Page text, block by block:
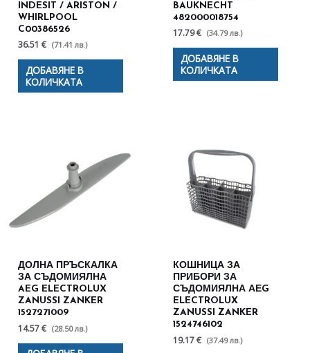
INDESIT / ARISTON /
WHIRLPOOL
C00386526
36.51 € (71.41 лв.)
ДОБАВЯНЕ В
КОЛИЧКАТА
BAUKNECHT
482000018754
17.79 € (34.79 лв.)
ДОБАВЯНЕ В
КОЛИЧКАТА
ДОЛНА ПРЪСКАЛКА
ЗА СЪДОМИЯЛНА
AEG ELECTROLUX
ZANUSSI ZANKER
1527271009
14.57 € (28.50 лв.)
КОШНИЦА ЗА
ПРИБОРИ ЗА
СЪДОМИЯЛНА АЕG
ELECTROLUX
ZANUSSI ZANKER
1524746102
19.17 € (37.49 лв.)